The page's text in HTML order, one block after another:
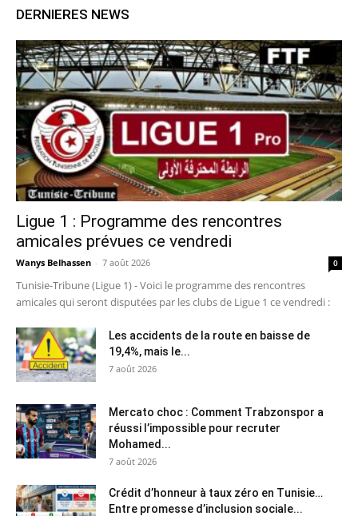
DERNIERES NEWS
Ligue 1 : Programme des rencontres
amicales prévues ce vendredi
Wanys Belhassen - 7 août 2026 0
Tunisie-Tribune (Ligue 1) - Voici le programme des rencontres
amicales qui seront disputées par les clubs de Ligue 1 ce vendredi :
Les accidents de la route en baisse de
19,4%, mais le...
7 août 2026
Mercato choc : Comment Trabzonspor a
réussi l’impossible pour recruter
Mohamed...
7 août 2026
Crédit d’honneur à taux zéro en Tunisie…
Entre promesse d’inclusion sociale...